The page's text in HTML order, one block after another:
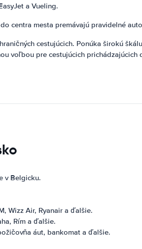
a Vueling.
centra mesta premávajú pravidelné
cestujúcich. Ponúka širokú
voľbou pre cestujúcich prichádzajúcich
v Belgicku.
Wizz Air, Ryanair a ďalšie.
Rím a ďalšie.
áut, bankomat a ďalšie.